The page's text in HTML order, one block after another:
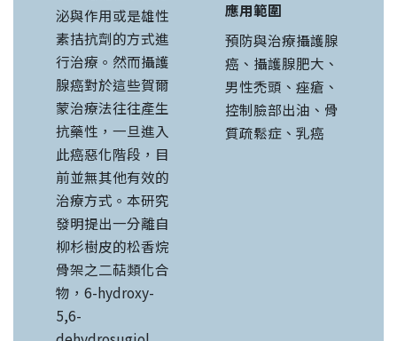
泌與作用或是雄性
素拮抗劑的方式進
行治療。然而攝護
腺癌對於這些賀爾
蒙治療法往往產生
抗藥性，一旦進入
此癌惡化階段，目
前並無其他有效的
治療方式。本研究
發明提出一分離自
柳杉樹皮的松香烷
骨架之二萜類化合
物，6-hydroxy-
5,6-
應用範圍
預防與治療攝護腺
癌、攝護腺肥大、
男性禿頭、痤瘡、
控制臉部出油、骨
質疏鬆症、乳癌